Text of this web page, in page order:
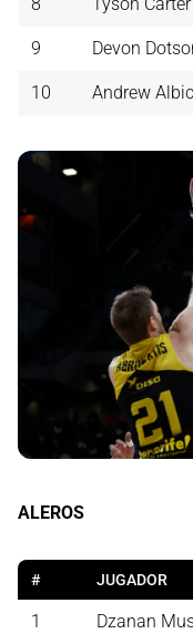
8 Tyson Carter
9 Devon
10 Andrew
ALEROS
# JUGADOR
1 Dzanan